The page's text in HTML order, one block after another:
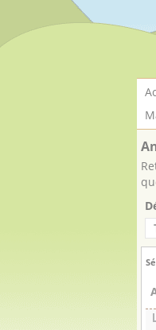
Panneau de gestion des